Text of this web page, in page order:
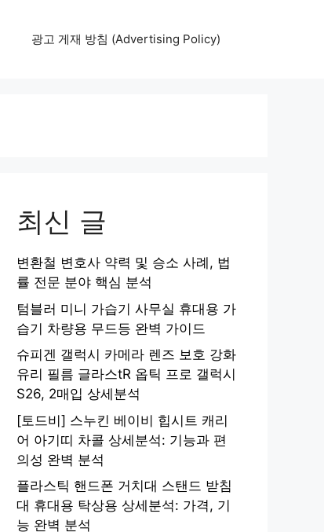
광고 게재 방침 (Advertising Policy)
최신 글
변환철 변호사 약력 및 승소 사례, 법
률 전문 분야 핵심 분석
텀블러 미니 가습기 사무실 휴대용 가
습기 차량용 무드등 완벽 가이드
슈피겐 갤럭시 카메라 렌즈 보호 강화
유리 필름 글라스tR 옵틱 프로 갤럭시
S26, 2매입 상세분석
[토드비] 스누킨 베이비 힙시트 캐리
어 아기띠 차콜 상세분석: 기능과 편
의성 완벽 분석
플라스틱 핸드폰 거치대 스탠드 받침
대 휴대용 탁상용 상세분석: 가격, 기
능 완벽 분석